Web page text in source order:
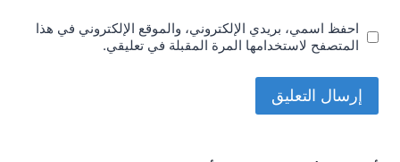
احفظ اسمي، بريدي الإلكتروني، والموقع الإلكتروني في هذا
المتصفح لاستخدامها المرة المقبلة في تعليقي.